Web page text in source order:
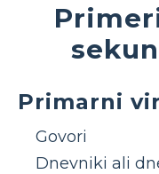
Primarni
Govori
Dnevniki ali